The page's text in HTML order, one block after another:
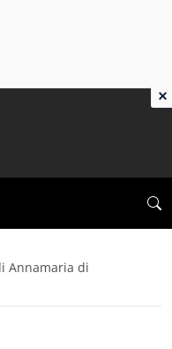
Annamaria di
×